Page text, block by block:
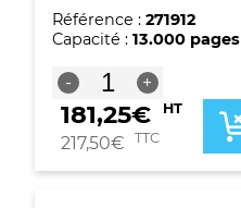
Référence : 271912
Capacité : 13.000 pages
-
quantité
de
Kyocera
TK5390
Cartouche
de
+
181,25€ HT
217,50€ TTC